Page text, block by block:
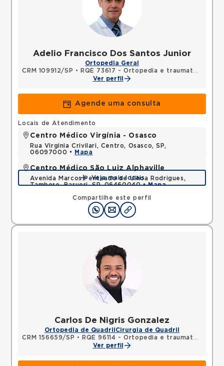
Adelio Francisco Dos Santos Junior
Ortopedia Geral
CRM 109912/SP •
RQE 73617 - Ortopedia e traumatologia
Ver perfil
Agende uma consulta
Compartilhe este perfil
Locais de Atendimento
Centro Médico Virgínia - Osasco
Rua Virginia Crivilari, Centro, Osasco, SP,
06097000 •
Mapa
Centro Médico São Luiz Alphaville
Avenida Marcos Penteado de Ulhoa Rodrigues,
Tambore, Barueri, SP, 06460040 •Mapa
Veja mais locais
Carlos De Nigris Gonzalez
Ortopedia de Quadril Cirurgia de Quadril
CRM 156659/SP •
RQE 96114 - Ortopedia e traumatologia
Ver perfil